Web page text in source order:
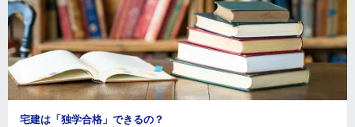
宅建は「独学合格」できるの？